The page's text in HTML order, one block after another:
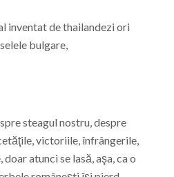
inventat de thailandezi ori
bulgare,
steagul nostru, despre
victoriile, înfrângerile,
atunci se lasă, aşa, ca o